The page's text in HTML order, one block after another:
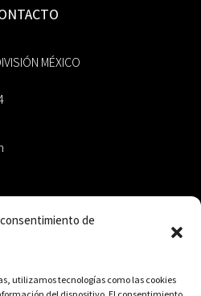
de
utilizamos tecnologías como las cookies
MÉXICO